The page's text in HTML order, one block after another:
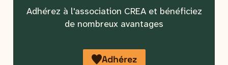
Adhérez à l'association CREA et bénéficiez
de nombreux avantages
Adhérez